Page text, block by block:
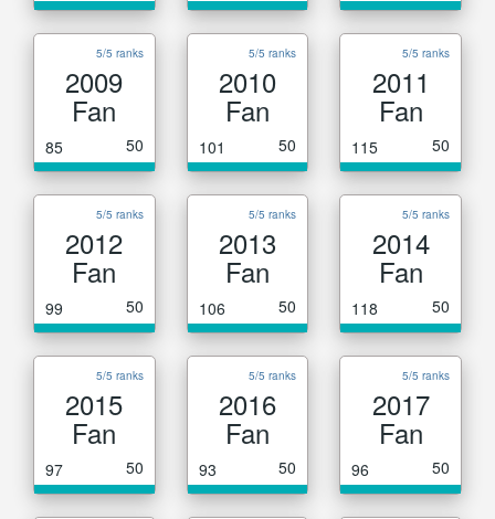
5/5 ranks
2009
Fan
85 50
5/5 ranks
2010
Fan
101 50
5/5 ranks
2011
Fan
115 50
5/5 ranks
2012
Fan
99 50
5/5 ranks
2013
Fan
106 50
5/5 ranks
2014
Fan
118 50
5/5 ranks
2015
Fan
97 50
5/5 ranks
2016
Fan
93 50
5/5 ranks
2017
Fan
96 50